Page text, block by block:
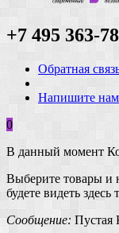
+7 495 363-
Обратная
Напишите нам
0
В данный момент
Выберите товары и
будете видеть
Сообщение: Пустая